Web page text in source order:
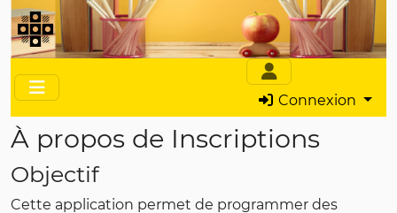
Connexion
À propos de Inscriptions
Objectif
Cette application permet de programmer des